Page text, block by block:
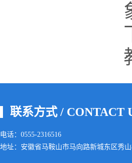
联系方式 / CONTACT
电话：0555-2316516
地址：安徽省马鞍山市马向路新城东区秀山